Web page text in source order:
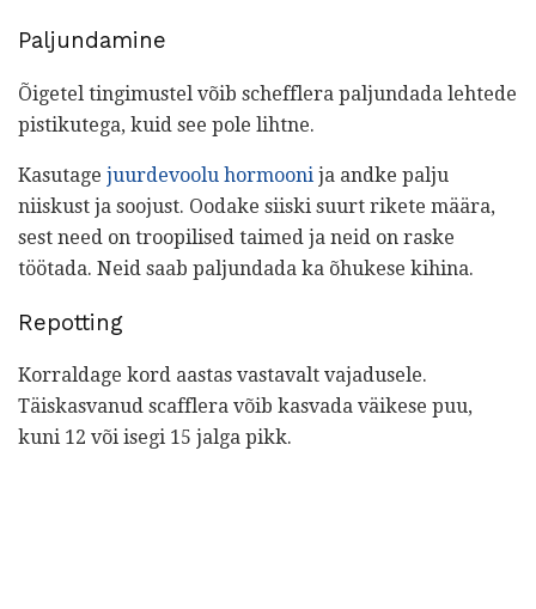
Paljundamine
Õigetel tingimustel võib schefflera paljundada lehtede
pistikutega, kuid see pole lihtne.
Kasutage juurdevoolu hormooni ja andke palju
niiskust ja soojust. Oodake siiski suurt rikete määra,
sest need on troopilised taimed ja neid on raske
töötada. Neid saab paljundada ka õhukese kihina.
Repotting
Korraldage kord aastas vastavalt vajadusele.
Täiskasvanud scafflera võib kasvada väikese puu,
kuni 12 või isegi 15 jalga pikk.